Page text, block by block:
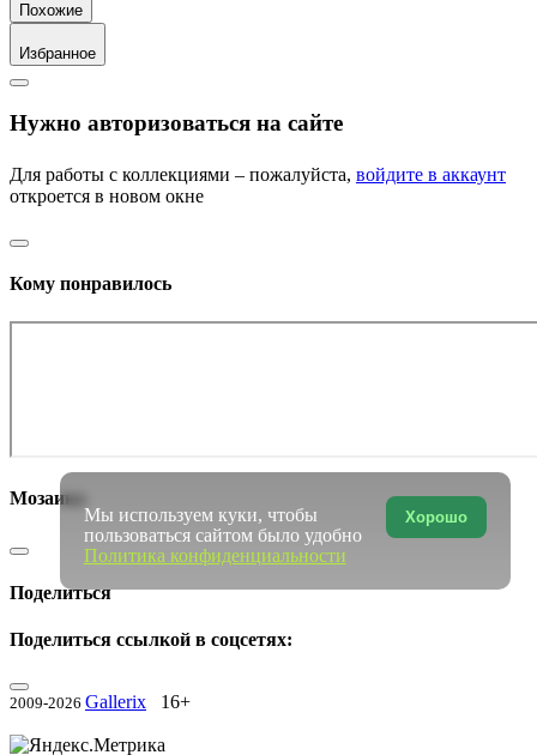
Похожие
Избранное
Нужно авторизоваться на сайте
Для работы с коллекциями – пожалуйста, войдите в аккаунт
откроется в новом окне
Кому понравилось
Мозаика
Поделиться
Поделиться ссылкой в соцсетях:
2009-2026 Gallerix 16+
Хорошо
Мы используем куки, чтобы
пользоваться сайтом было удобно
Политика конфиденциальности